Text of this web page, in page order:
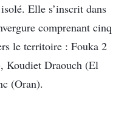
Elle s’inscrit dans
comprenant cinq
le territoire : Fouka 2
Koudiet Draouch (El
(Oran).